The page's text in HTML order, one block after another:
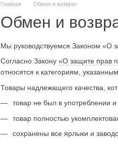
Главная Обмен и возврат
Обмен и
Мы руководствуемся Законом «О
Согласно Закону «О защите прав
относятся к категориям,
Товары надлежащего качества,
товар не был в употреблении
товар полностью
сохранены все ярлыки и